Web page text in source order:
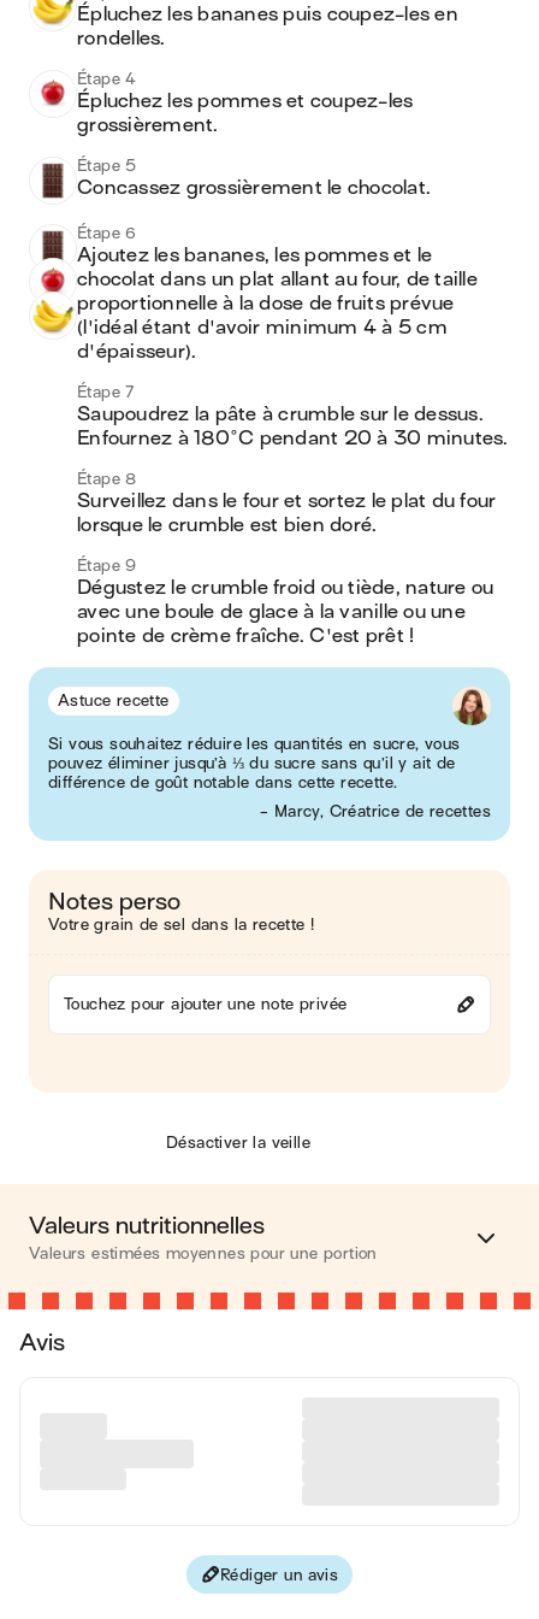
Épluchez les bananes puis coupez-les en
rondelles.
Étape 4
Épluchez les pommes et coupez-les
grossièrement.
Étape 5
Concassez grossièrement le chocolat.
Étape 6
Ajoutez les bananes, les pommes et le
chocolat dans un plat allant au four, de taille
proportionnelle à la dose de fruits prévue
(l'idéal étant d'avoir minimum 4 à 5 cm
d'épaisseur).
Étape 7
Saupoudrez la pâte à crumble sur le dessus.
Étape 8
Surveillez dans le four et sortez le plat du four
lorsque le crumble est bien doré.
Étape 9
Dégustez le crumble froid ou tiède, nature ou
avec une boule de glace à la vanille ou une
pointe de crème fraîche. C'est prêt !
Astuce recette
Si vous souhaitez réduire les quantités en sucre, vous
pouvez éliminer jusqu’à ⅓ du sucre sans qu’il y ait de
différence de goût notable dans cette recette.
- Marcy, Créatrice de recettes
Notes perso
Votre grain de sel dans la recette !
Touchez pour ajouter une note privée
Désactiver la veille
Valeurs nutritionnelles
Valeurs estimées moyennes pour une portion
Calories 698 kcal
Les valeurs sont basées sur une estimation moyenne pour
Avis
Rédiger un avis